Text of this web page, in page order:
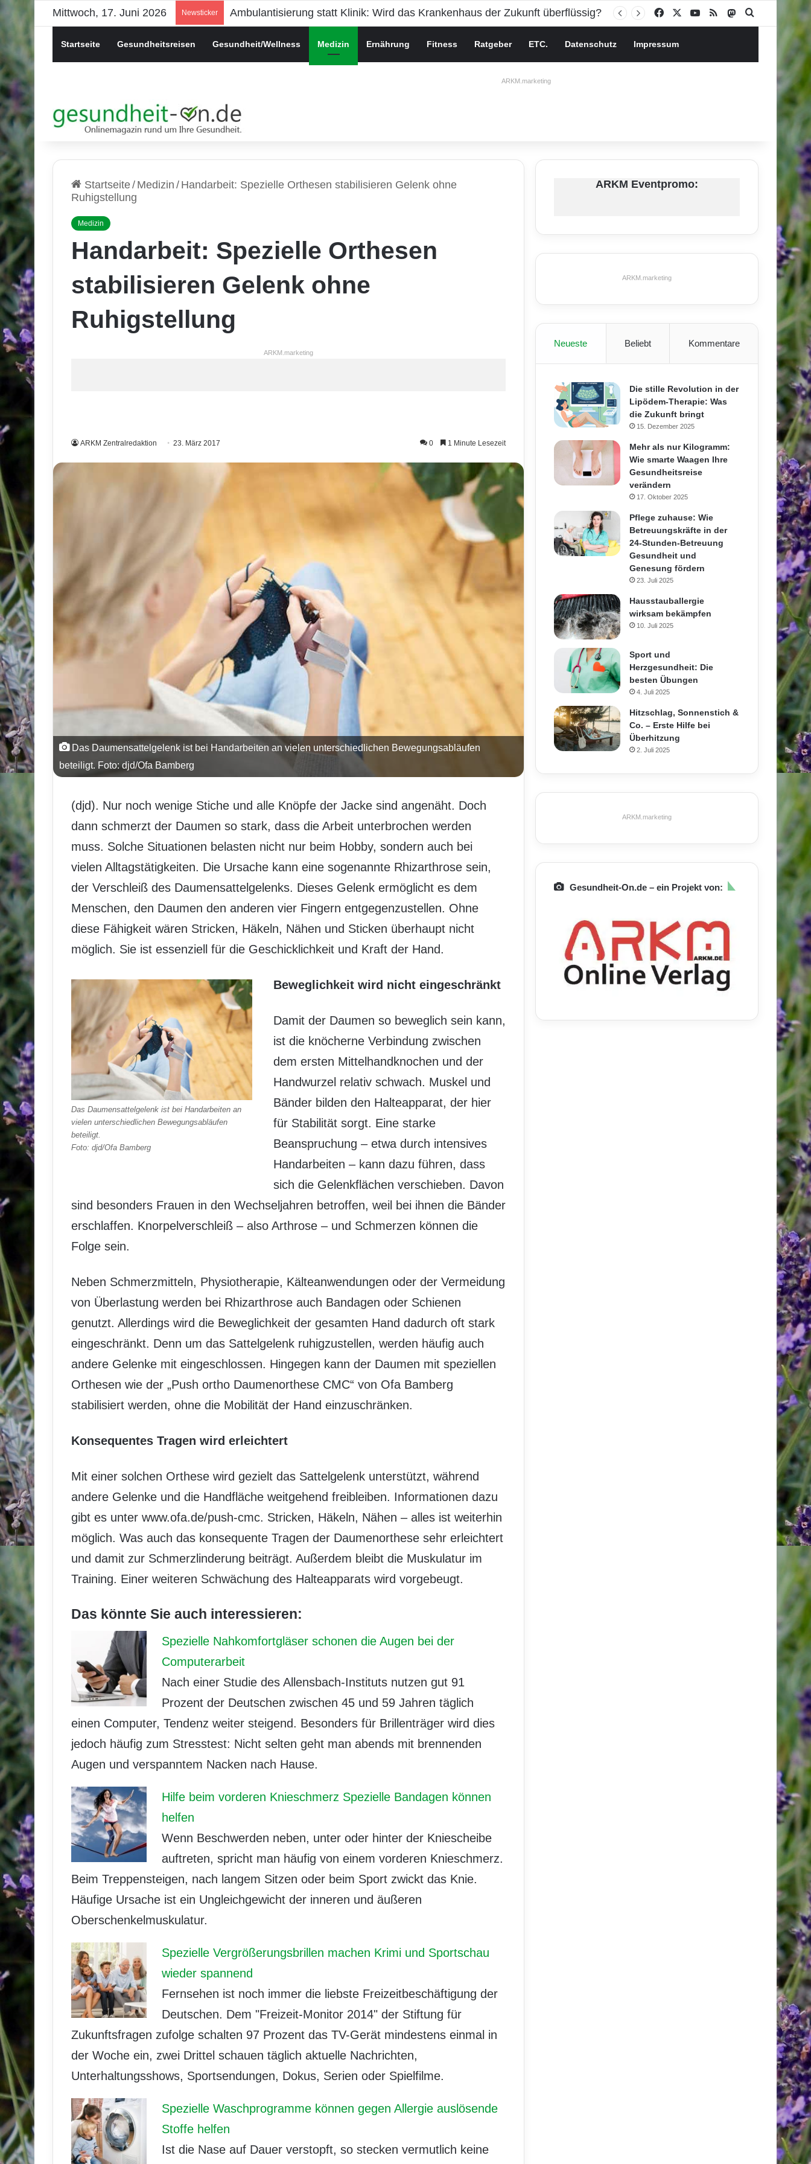
Mittwoch, 17. Juni 2026 Newsticker Psychische Gesundheit bei Jugendlichen Facebook YouTube
RSS MastodonSuchen nach
Startseite Gesundheitsreisen Gesundheit/Wellness Medizin Ernährung Fitness Ratgeber ETC. Datenschutz Impressum
ARKM.marketing
Startseite/ Medizin / Handarbeit: Spezielle Orthesen stabilisieren Gelenk ohne
Ruhigstellung
Medizin
Handarbeit: Spezielle Orthesen
stabilisieren Gelenk ohne
Ruhigstellung
ARKM.marketing
ARKM Zentralredaktion 23. März 2017 0 1 Minute Lesezeit
Das Daumensattelgelenk ist bei Handarbeiten an vielen unterschiedlichen Bewegungsabläufen
beteiligt. Foto: djd/Ofa Bamberg
(djd). Nur noch wenige Stiche und alle Knöpfe der Jacke sind angenäht. Doch
dann schmerzt der Daumen so stark, dass die Arbeit unterbrochen werden
muss. Solche Situationen belasten nicht nur beim Hobby, sondern auch bei
vielen Alltagstätigkeiten. Die Ursache kann eine sogenannte Rhizarthrose sein,
der Verschleiß des Daumensattelgelenks. Dieses Gelenk ermöglicht es dem
Menschen, den Daumen den anderen vier Fingern entgegenzustellen. Ohne
diese Fähigkeit wären Stricken, Häkeln, Nähen und Sticken überhaupt nicht
möglich. Sie ist essenziell für die Geschicklichkeit und Kraft der Hand.
Das Daumensattelgelenk ist bei Handarbeiten an
vielen unterschiedlichen Bewegungsabläufen
beteiligt.
Foto: djd/Ofa Bamberg
Beweglichkeit wird nicht eingeschränkt
Damit der Daumen so beweglich sein kann,
ist die knöcherne Verbindung zwischen
dem ersten Mittelhandknochen und der
Handwurzel relativ schwach. Muskel und
Bänder bilden den Halteapparat, der hier
für Stabilität sorgt. Eine starke
Beanspruchung – etwa durch intensives
Handarbeiten – kann dazu führen, dass
sich die Gelenkflächen verschieben. Davon
sind besonders Frauen in den Wechseljahren betroffen, weil bei ihnen die Bänder
erschlaffen. Knorpelverschleiß – also Arthrose – und Schmerzen können die
Folge sein.
Neben Schmerzmitteln, Physiotherapie, Kälteanwendungen oder der Vermeidung
von Überlastung werden bei Rhizarthrose auch Bandagen oder Schienen
genutzt. Allerdings wird die Beweglichkeit der gesamten Hand dadurch oft stark
eingeschränkt. Denn um das Sattelgelenk ruhigzustellen, werden häufig auch
andere Gelenke mit eingeschlossen. Hingegen kann der Daumen mit speziellen
Orthesen wie der „Push ortho Daumenorthese CMC“ von Ofa Bamberg
stabilisiert werden, ohne die Mobilität der Hand einzuschränken.
Konsequentes Tragen wird erleichtert
Mit einer solchen Orthese wird gezielt das Sattelgelenk unterstützt, während
andere Gelenke und die Handfläche weitgehend freibleiben. Informationen dazu
gibt es unter www.ofa.de/push-cmc. Stricken, Häkeln, Nähen – alles ist weiterhin
möglich. Was auch das konsequente Tragen der Daumenorthese sehr erleichtert
und damit zur Schmerzlinderung beiträgt. Außerdem bleibt die Muskulatur im
Training. Einer weiteren Schwächung des Halteapparats wird vorgebeugt.
Das könnte Sie auch interessieren:
Spezielle Nahkomfortgläser schonen die Augen bei der
Computerarbeit
Nach einer Studie des Allensbach-Instituts nutzen gut 91
Prozent der Deutschen zwischen 45 und 59 Jahren täglich
einen Computer, Tendenz weiter steigend. Besonders für Brillenträger wird dies
jedoch häufig zum Stresstest: Nicht selten geht man abends mit brennenden
Augen und verspanntem Nacken nach Hause.
Hilfe beim vorderen Knieschmerz Spezielle Bandagen können
helfen
Wenn Beschwerden neben, unter oder hinter der Kniescheibe
auftreten, spricht man häufig von einem vorderen Knieschmerz.
Beim Treppensteigen, nach langem Sitzen oder beim Sport zwickt das Knie.
Häufige Ursache ist ein Ungleichgewicht der inneren und äußeren
Oberschenkelmuskulatur.
Spezielle Vergrößerungsbrillen machen Krimi und Sportschau
wieder spannend
Fernsehen ist noch immer die liebste Freizeitbeschäftigung der
Deutschen. Dem "Freizeit-Monitor 2014" der Stiftung für
Zukunftsfragen zufolge schalten 97 Prozent das TV-Gerät mindestens einmal in
der Woche ein, zwei Drittel schauen täglich aktuelle Nachrichten,
Unterhaltungsshows, Sportsendungen, Dokus, Serien oder Spielfilme.
Spezielle Waschprogramme können gegen Allergie auslösende
Stoffe helfen
Ist die Nase auf Dauer verstopft, so stecken vermutlich keine
ARKM Eventpromo:
ARKM.marketing
Neueste Beliebt Kommentare
Die stille Revolution in der
Lipödem-Therapie: Was
die Zukunft bringt
15. Dezember 2025
Mehr als nur Kilogramm:
Wie smarte Waagen Ihre
Gesundheitsreise
verändern
17. Oktober 2025
Pflege zuhause: Wie
Betreuungskräfte in der
24-Stunden-Betreuung
Gesundheit und
Genesung fördern
23. Juli 2025
Hausstauballergie
wirksam bekämpfen
10. Juli 2025
Sport und
Herzgesundheit: Die
besten Übungen
4. Juli 2025
Hitzschlag, Sonnenstich &
Co. – Erste Hilfe bei
Überhitzung
2. Juli 2025
ARKM.marketing
Gesundheit-On.de – ein Projekt von: